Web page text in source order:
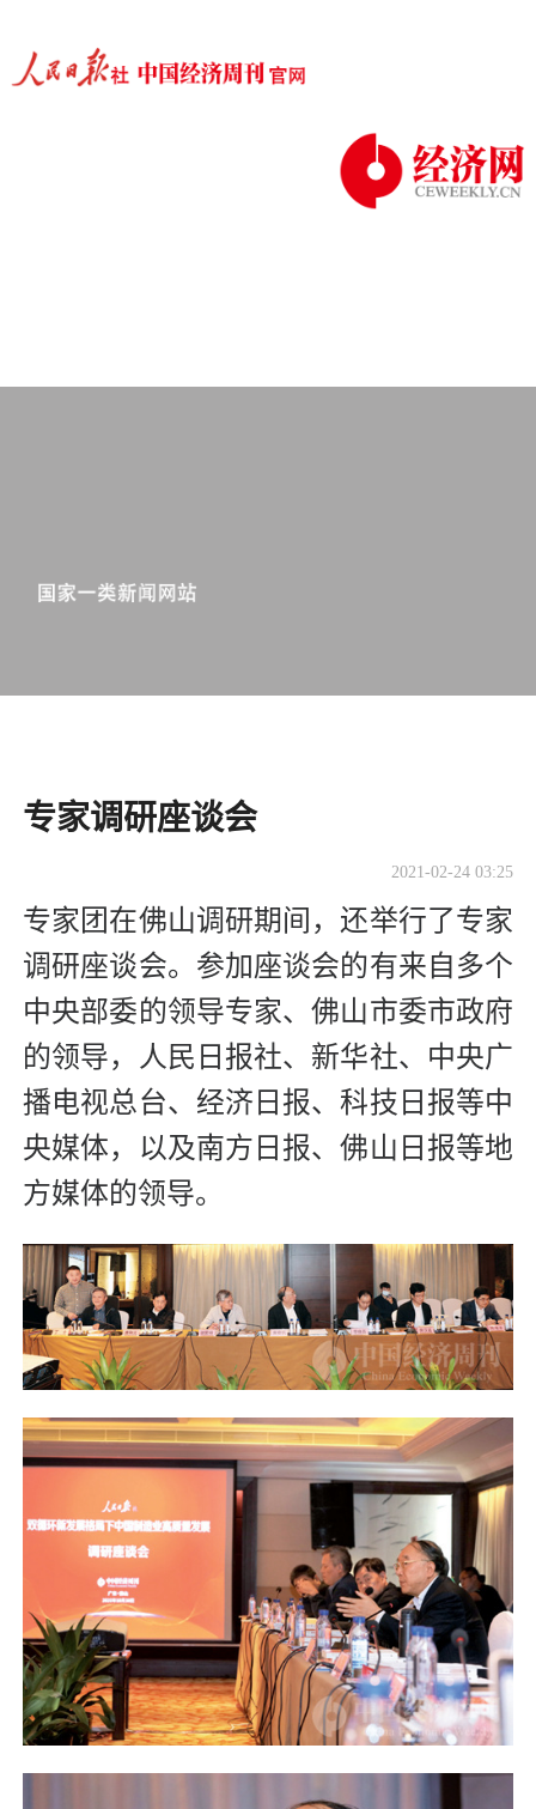
专家调研座谈会
2021-02-24 03:25
专家团在佛山调研期间，还举行了专家
调研座谈会。参加座谈会的有来自多个
中央部委的领导专家、佛山市委市政府
的领导，人民日报社、新华社、中央广
播电视总台、经济日报、科技日报等中
央媒体，以及南方日报、佛山日报等地
方媒体的领导。